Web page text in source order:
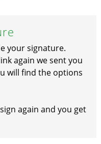
your signature.
again we sent you
will find the options
again and you get